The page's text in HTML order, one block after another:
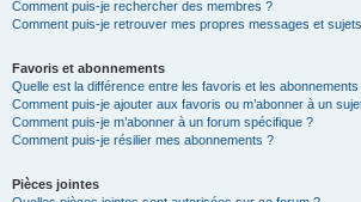
Comment puis-je rechercher des membres ?
Comment puis-je retrouver mes propres messages et
Favoris et abonnements
Quelle est la différence entre les favoris et les abonnements
Comment puis-je ajouter aux favoris ou m’abonner à un
Comment puis-je m’abonner à un forum spécifique ?
Comment puis-je résilier mes abonnements ?
Pièces jointes